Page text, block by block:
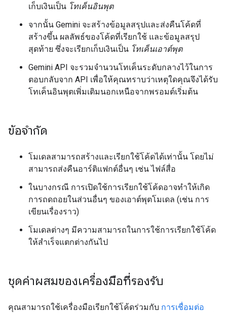
เก็บเงินเป็น โทเค็นอินพุต
จากนั้น Gemini จะสร้างข้อมูลสรุปและส่งคืนโค้ดที่
สร้างขึ้น ผลลัพธ์ของโค้ดที่เรียกใช้ และข้อมูลสรุป
สุดท้าย ซึ่งจะเรียกเก็บเงินเป็น โทเค็นเอาต์พุต
Gemini API จะรวมจำนวนโทเค็นระดับกลางไว้ในการ
ตอบกลับจาก API เพื่อให้คุณทราบว่าเหตุใดคุณจึงได้รับ
โทเค็นอินพุตเพิ่มเติมนอกเหนือจากพรอมต์เริ่มต้น
ข้อจำกัด
โมเดลสามารถสร้างและเรียกใช้โค้ดได้เท่านั้น โดยไม่
สามารถส่งคืนอาร์ติแฟกต์อื่นๆ เช่น ไฟล์สื่อ
ในบางกรณี การเปิดใช้การเรียกใช้โค้ดอาจทำให้เกิด
การถดถอยในส่วนอื่นๆ ของเอาต์พุตโมเดล (เช่น การ
เขียนเรื่องราว)
โมเดลต่างๆ มีความสามารถในการใช้การเรียกใช้โค้ด
ให้สำเร็จแตกต่างกันไป
ชุดค่าผสมของเครื่องมือที่รองรับ
คุณสามารถใช้เครื่องมือเรียกใช้โค้ดร่วมกับ การเชื่อมต่อ